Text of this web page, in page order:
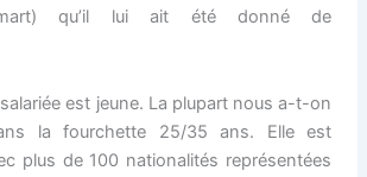
qu’il lui ait été donné de
est jeune. La plupart nous a-t-on
la fourchette 25/35 ans. Elle est
plus de 100 nationalités représentées